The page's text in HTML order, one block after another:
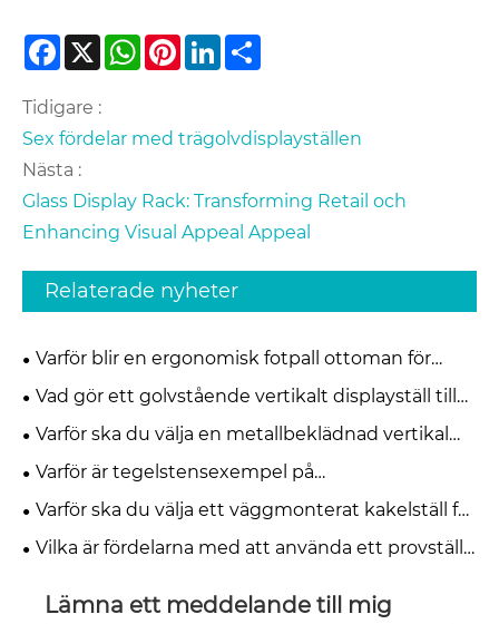
Facebook
X WhatsApp
PinterestLinkedIn
Tidigare :
Sex fördelar med trägolvdisplayställen
Nästa :
Glass Display Rack: Transforming Retail och
Enhancing Visual Appeal Appeal
Relaterade nyheter
Varför blir en ergonomisk fotpall ottoman för
under skrivbordet nödvändig för modern
kontorskomfort
Vad gör ett golvstående vertikalt displayställ till
den mest effektiva lösningen för moderna
detaljhandels- och utställningsutrymmen
Varför ska du välja en metallbeklädnad vertikal
keramisk displayhylla för din butik
Varför är tegelstensexempel på
mässutställningsställen viktiga för moderna
utställningslokaler
Varför ska du välja ett väggmonterat kakelställ för
mässan för att förbättra din monter
Vilka är fördelarna med att använda ett provställ
Lämna ett meddelande till mig